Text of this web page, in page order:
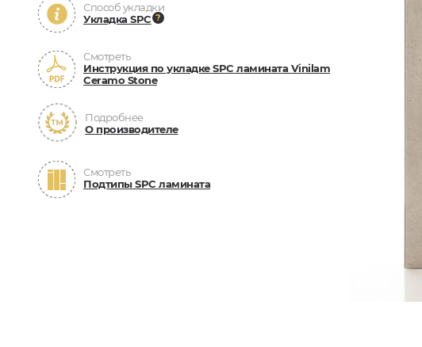
Способ укладки
Укладка SPC
Смотреть
Инструкция по укладке SPC ламината Vinilam
Ceramo Stone
Подробнее
О производителе
Смотреть
Подтипы SPC ламината